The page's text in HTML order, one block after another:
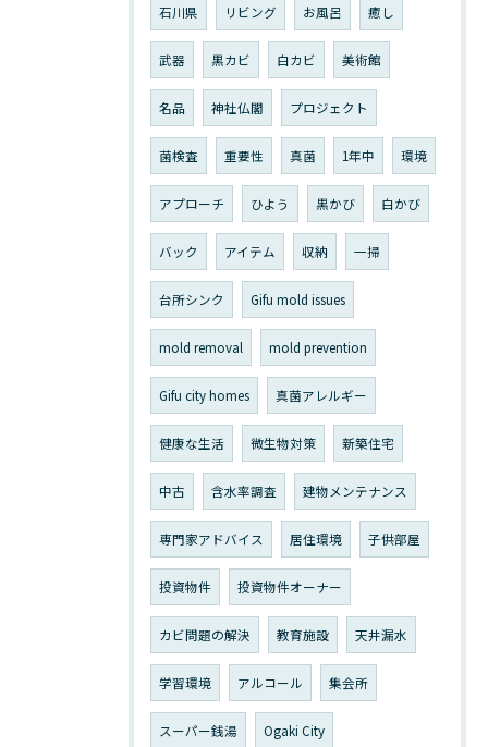
石川県 リビング お風呂 癒し
武器 黒カビ 白カビ 美術館
名品 神社仏閣 プロジェクト
菌検査 重要性 真菌 1年中 環境
アプローチ ひよう 黒かび 白かび
バック アイテム 収納 一掃
台所シンク Gifu mold issues
mold removal mold prevention
Gifu city homes 真菌アレルギー
健康な生活 微生物対策 新築住宅
中古 含水率調査 建物メンテナンス
専門家アドバイス 居住環境 子供部屋
投資物件 投資物件オーナー
カビ問題の解決 教育施設 天井漏水
学習環境 アルコール 集会所
スーパー銭湯 Ogaki City